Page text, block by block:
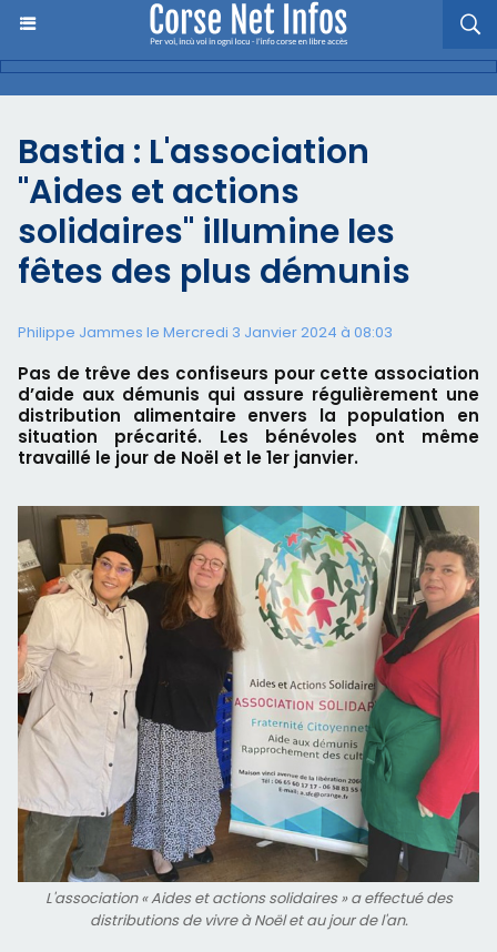
Bastia : L'association
"Aides et actions
solidaires" illumine les
fêtes des plus démunis
Philippe Jammes le Mercredi 3 Janvier 2024 à 08:03
Pas de trêve des confiseurs pour cette association
d’aide aux démunis qui assure régulièrement une
distribution alimentaire envers la population en
situation précarité. Les bénévoles ont même
travaillé le jour de Noël et le 1er janvier.
L'association « Aides et actions solidaires » a effectué des
distributions de vivre à Noël et au jour de l'an.